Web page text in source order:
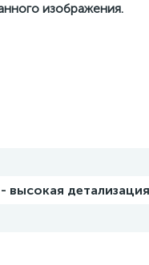
изображения.
высокая